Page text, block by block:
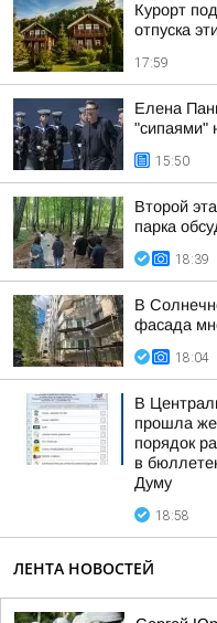
Курорт
отпуска
17:59
Елена
"сипаями"
15:50
Второй
парка
18:39
В
фасада
18:04
В
прошла
порядок
в
Думу
18:58
ЛЕНТА НОВОСТЕЙ